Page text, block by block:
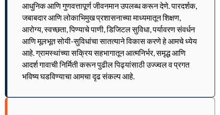
आधुनिक आणि गुणवत्तापूर्ण जीवनमान उपलब्ध करून देणे. पारदर्शक,
जबाबदार आणि लोकाभिमुख प्रशासनाच्या माध्यमातून शिक्षण,
आरोग्य, स्वच्छता, पिण्याचे पाणी, डिजिटल सुविधा, पर्यावरण संवर्धन
आणि मूलभूत सोयी-सुविधांचा सातत्याने विकास करणे हे आमचे ध्येय
आहे. ग्रामस्थांच्या सक्रिय सहभागातून आत्मनिर्भर, समृद्ध आणि
आदर्श गावाची निर्मिती करून पुढील पिढ्यांसाठी उज्ज्वल व प्रगत
भविष्य घडविण्याचा आमचा दृढ संकल्प आहे.